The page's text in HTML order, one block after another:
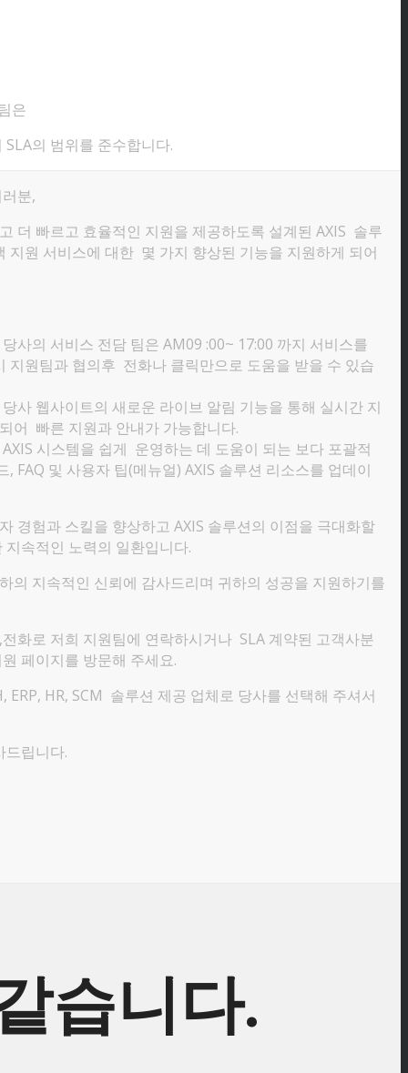
은
의 범위를 준수합니다.
분,
더 빠르고 효율적인 지원을 제공하도록 설계된 AXIS 솔루
지원 서비스에 대한 몇 가지 향상된 기능을 지원하게 되어
당사의 서비스 전담 팀은 AM09 :00~ 17:00 까지 서비스를
지원팀과 협의후 전화나 클릭만으로 도움을 받을 수 있습
당사 웹사이트의 새로운 라이브 알림 기능을 통해 실시간 지
어 빠른 지원과 안내가 가능합니다.
AXIS 시스템을 쉽게 운영하는 데 도움이 되는 보다 포괄적
, FAQ 및 사용자 팁(메뉴얼) AXIS 솔루션 리소스를 업데이
경험과 스킬을 향상하고 AXIS 솔루션의 이점을 극대화할
속적인 노력의 일환입니다.
의 지속적인 신뢰에 감사드리며 귀하의 성공을 지원하기를
화로 저희 지원팀에 연락하시거나 SLA 계약된 고객사분
페이지를 방문해 주세요.
ERP, HR, SCM 솔루션 제공 업체로 당사를 선택해 주셔서
드립니다.
습니다.